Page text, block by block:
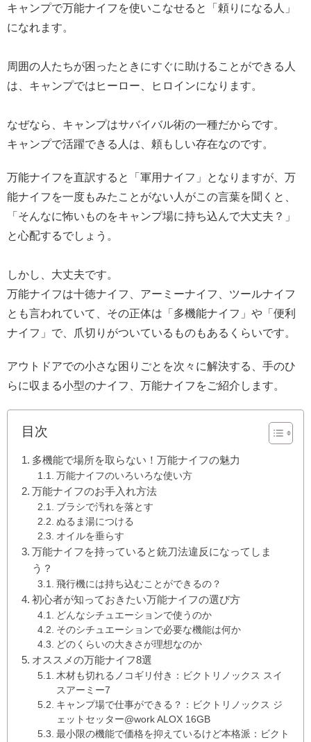
キャンプで万能ナイフを使いこなせると「頼りになる人」
になれます。
周囲の人たちが困ったときにすぐに助けることができる人
は、キャンプではヒーロー、ヒロインになります。
なぜなら、キャンプはサバイバル術の一種だからです。
キャンプで活躍できる人は、頼もしい存在なのです。
万能ナイフを直訳すると「軍用ナイフ」となりますが、万
能ナイフを一度もみたことがない人がこの言葉を聞くと、
「そんなに怖いものをキャンプ場に持ち込んで大丈夫？」
と心配するでしょう。
しかし、大丈夫です。
万能ナイフは十徳ナイフ、アーミーナイフ、ツールナイフ
とも言われていて、その正体は「多機能ナイフ」や「便利
ナイフ」で、爪切りがついているものもあるくらいです。
アウトドアでの小さな困りごとを次々に解決する、手のひ
らに収まる小型のナイフ、万能ナイフをご紹介します。
目次
多機能で場所を取らない！万能ナイフの魅力
万能ナイフのいろいろな使い方
万能ナイフのお手入れ方法
ブラシで汚れを落とす
ぬるま湯につける
オイルを垂らす
万能ナイフを持っていると銃刀法違反になってしま
う？
飛行機には持ち込むことができるの？
初心者が知っておきたい万能ナイフの選び方
どんなシチュエーションで使うのか
そのシチュエーションで必要な機能は何か
どのくらいの大きさが理想なのか
オススメの万能ナイフ8選
木材も切れるノコギリ付き：ビクトリノックス スイ
スアーミー7
キャンプ場で仕事ができる？：ビクトリノックス ジ
ェットセッター@work ALOX 16GB
最小限の機能で価格を抑えているけど本格派：ビクト